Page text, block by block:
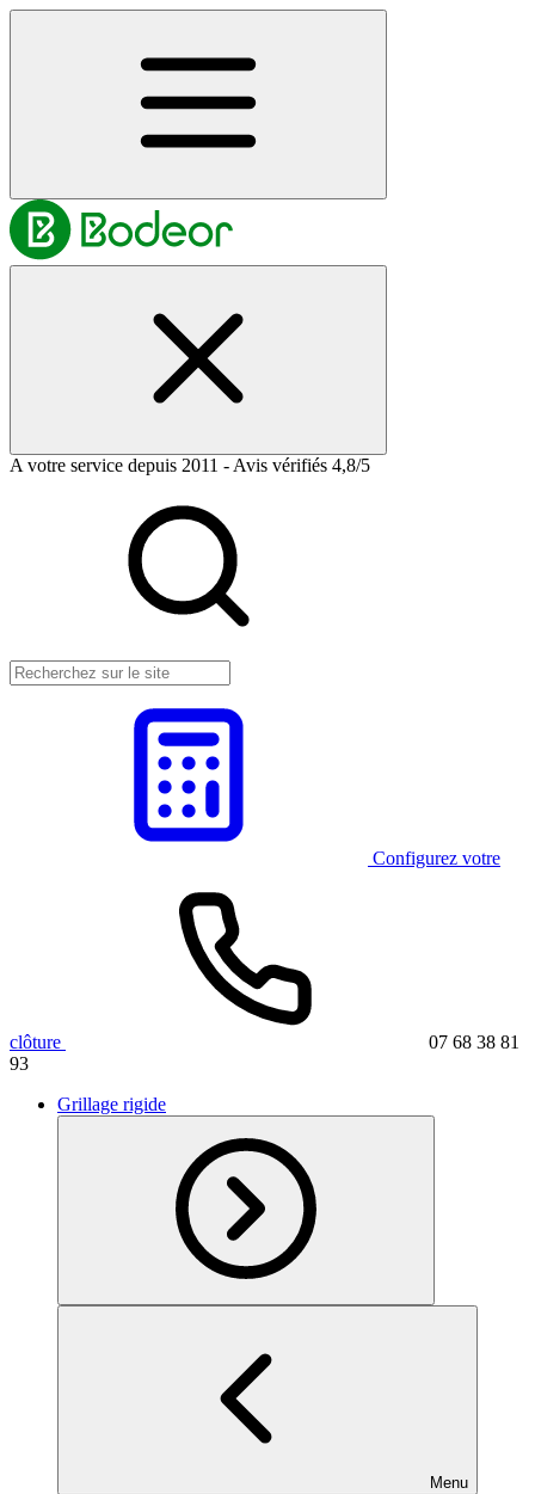
A votre service depuis 2011 - Avis vérifiés 4,8/5
Configurez votre
clôture
07 68 38 81
93
Grillage rigide
Menu